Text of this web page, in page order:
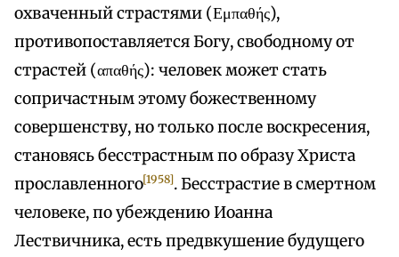
охваченный страстями (Εμπαθής),
противопоставляется Богу, свободному от
страстей (απαθής): человек может стать
сопричастным этому божественному
совершенству, но только после воскресения,
становясь бесстрастным по образу Христа
прославленного[1958]. Бесстрастие в смертном
человеке, по убеждению Иоанна
Лествичника, есть предвкушение будущего